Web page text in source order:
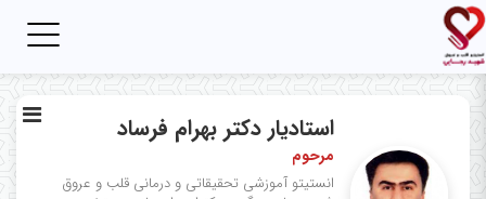
استادیار دکتر بهرام فرساد
مرحوم
انستیتو آموزشی تحقیقاتی و درمانی قلب و عروق